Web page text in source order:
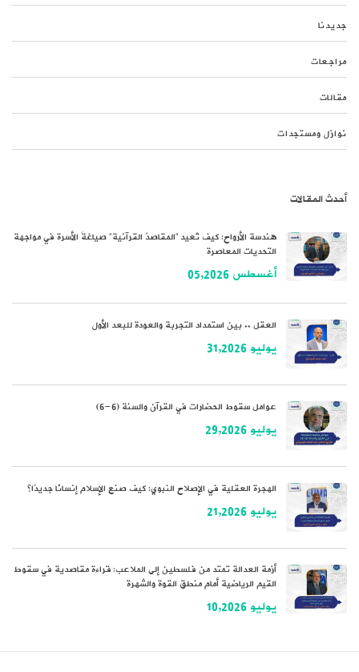
جديدنا
مراجعات
مقالات
نوازل ومستجدات
أحدث المقالات
هندسة الأرواح: كيف تُعيد “المقاصدُ القرآنية” صياغةَ الأسرة في مواجهة
التحديات المعاصرة
أغسطس 05,2026
العقل .. بين استمداد التجربة والعودة للبعد الأول
يوليو 31,2026
عوامل سقوط الحضارات في القرآن والسنة (6-6)
يوليو 29,2026
الهجرة العقلية في الإصلاح النبوي: كيف صنع الإسلام إنسانًا جديدًا؟
يوليو 21,2026
أزمة العدالة تمتد من فلسطين إلى الملاعب: قراءة مقاصدية في سقوط
القيم الرياضية أمام منطق القوة والشهرة
يوليو 10,2026